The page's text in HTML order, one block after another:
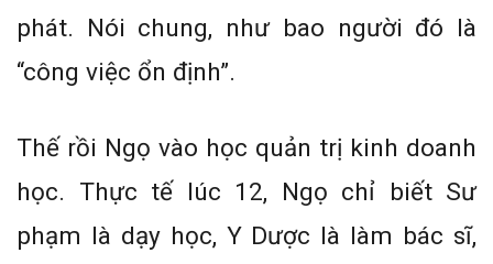
phát. Nói chung, như bao người đó là
“công việc ổn định”.
Thế rồi Ngọ vào học quản trị kinh doanh
học. Thực tế lúc 12, Ngọ chỉ biết Sư
phạm là dạy học, Y Dược là làm bác sĩ,